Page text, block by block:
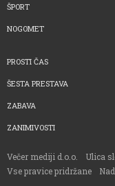
ŠPORT
NOGOMET
PROSTI ČAS
ŠESTA PRESTAVA
ZABAVA
ZANIMIVOSTI
Večer mediji d.o.o.
Ulica
Vse pravice pridržane